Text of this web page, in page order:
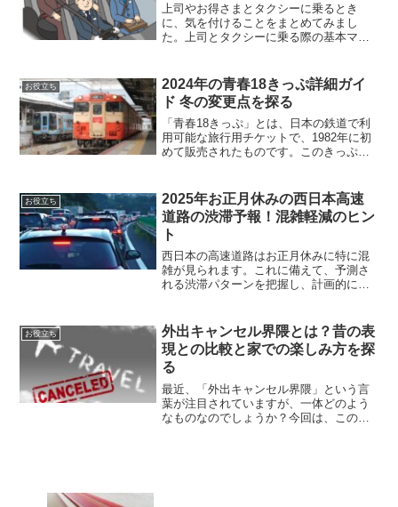
上司やお得さまとタクシーに乗るとき
に、気を付けることをまとめてみまし
た。上司とタクシーに乗る際の基本マナ
確認し、適切なルートを事前に把握して
おくことが重要です。時間帯に...
お役立ち
2024年の青春18きっぷ詳細ガイ
ド 冬の変更点を探る
「青春18きっぷ」とは、日本の鉄道で利
用可能な旅行用チケットで、1982年に初
めて販売されたものです。このきっぷ
フェリーなどでも使用可能で、非常に経
済的であり、利...
お役立ち
2025年お正月休みの西日本高速
道路の渋滞予報！混雑軽減のヒン
ト
西日本の高速道路はお正月休みに特に混
雑が見られます。これに備えて、予測さ
れる渋滞パターンを把握し、計画的に移
自動車道の各エリアでは、年末の帰省ラ
ッシュや正月のUターンラ...
お役立ち
外出キャンセル界隈とは？昔の表
現との比較と家での楽しみ方を探
る
最近、「外出キャンセル界隈」という言
葉が注目されていますが、一体どのよう
なものなのでしょうか？今回は、このテ